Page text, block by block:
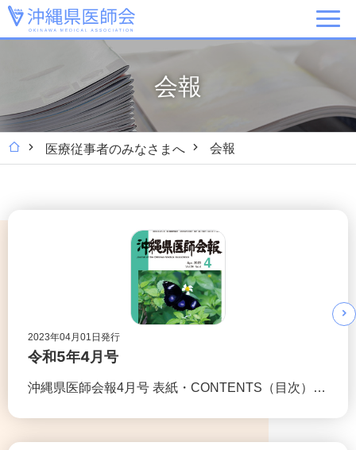
会報
医療従事者のみなさまへ 会報
2023年04月01日発行
令和5年4月号
沖縄県医師会報4月号 表紙・CONTENTS（目次）…